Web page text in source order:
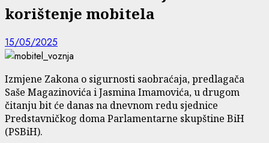
korištenje mobitela
15/05/2025
Izmjene Zakona o sigurnosti saobraćaja, predlagača
Saše Magazinovića i Jasmina Imamovića, u drugom
čitanju bit će danas na dnevnom redu sjednice
Predstavničkog doma Parlamentarne skupštine BiH
(PSBiH).